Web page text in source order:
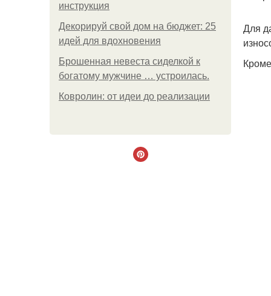
инструкция
Декорируй свой дом на бюджет: 25
идей для вдохновения
Брошенная невеста сиделкой к
богатому мужчине … устроилась.
Ковролин: от идеи до реализации
Для